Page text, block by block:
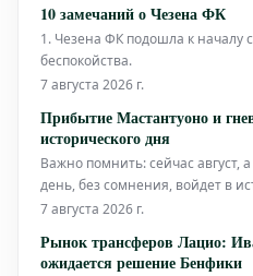
если подразумевался другой
нападающего Джошуа
10 замечаний о Чезена ФК
1. Чезена ФК подошла к началу
беспокойства.
7 августа 2026 г.
Прибытие Мастантуоно и
исторического дня
Важно помнить: сейчас август,
день, без сомнения, войдет в
долгожданным прибытием
Мастантуоно стало главным
7 августа 2026 г.
Рынок трансферов Лацио:
ожидается решение Бенфики